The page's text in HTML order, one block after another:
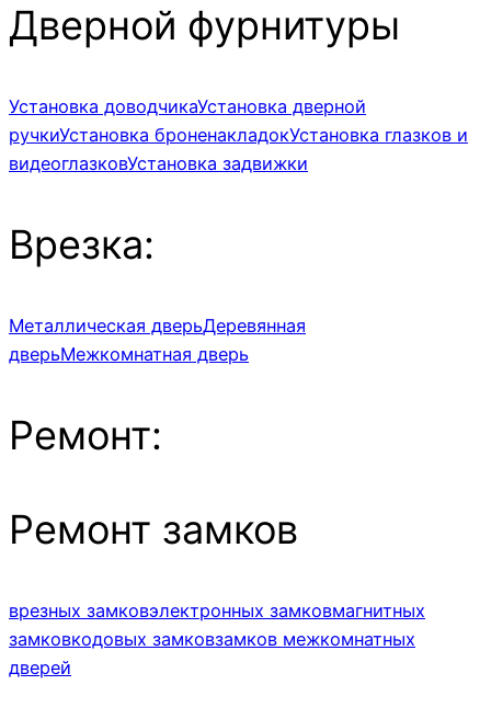
Дверной фурнитуры
Установка доводчикаУстановка дверной
ручкиУстановка броненакладокУстановка глазков и
видеоглазковУстановка задвижки
Врезка:
Металлическая дверьДеревянная
дверьМежкомнатная дверь
Ремонт:
Ремонт замков
врезных замковэлектронных замковмагнитных
замковкодовых замковзамков межкомнатных
дверей